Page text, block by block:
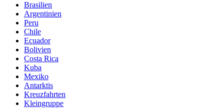
Brasilien
Argentinien
Peru
Chile
Ecuador
Bolivien
Costa Rica
Kuba
Mexiko
Antarktis
Kreuzfahrten
Kleingruppe